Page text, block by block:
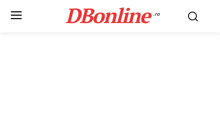
DBonline .ro